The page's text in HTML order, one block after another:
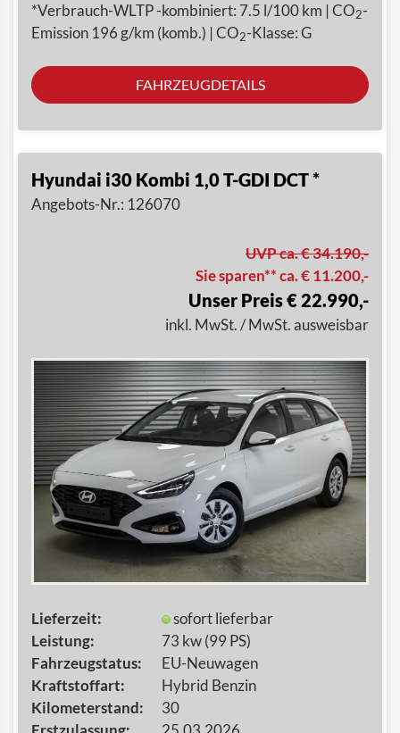
*Verbrauch-WLTP -kombiniert: 7.5 l/100 km | CO2-
Emission 196 g/km (komb.) | CO2-Klasse: G
FAHRZEUGDETAILS
Hyundai i30 Kombi 1,0 T-GDI DCT *
Angebots-Nr.: 126070
UVP ca. € 34.190,-
Sie sparen** ca. € 11.200,-
Unser Preis € 22.990,-
inkl. MwSt. / MwSt. ausweisbar
Lieferzeit:
Leistung:
Fahrzeugstatus:
Kraftstoffart:
Kilometerstand:
sofort lieferbar
73 kw (99 PS)
EU-Neuwagen
Hybrid Benzin
30